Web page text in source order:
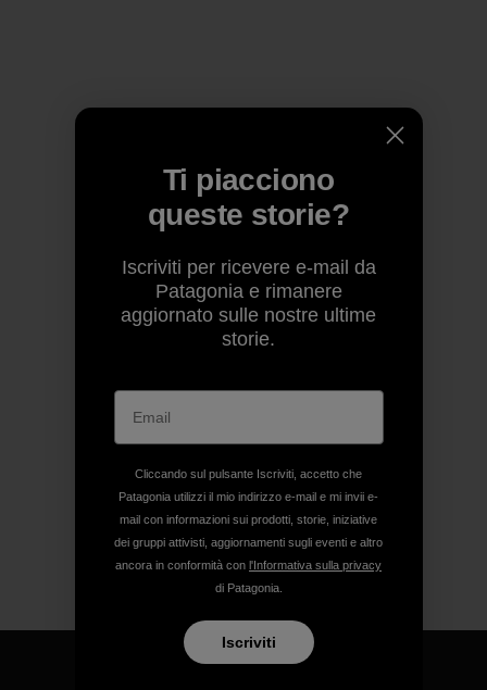
Ti piacciono
queste storie?
Iscriviti per ricevere e-mail da
Patagonia e rimanere
aggiornato sulle nostre ultime
storie.
Cliccando sul pulsante Iscriviti, accetto che
Patagonia utilizzi il mio indirizzo e-mail e mi invii e-
mail con informazioni sui prodotti, storie, iniziative
dei gruppi attivisti, aggiornamenti sugli eventi e altro
ancora in conformità con l'Informativa sulla privacy
di Patagonia.
Iscriviti